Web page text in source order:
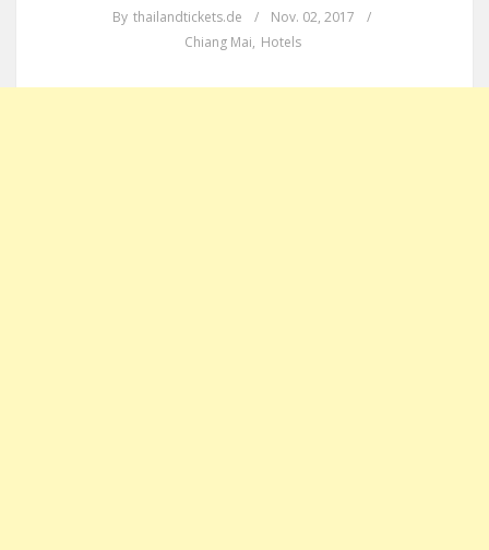
By thailandtickets.de / Nov. 02, 2017
/
Chiang Mai, Hotels